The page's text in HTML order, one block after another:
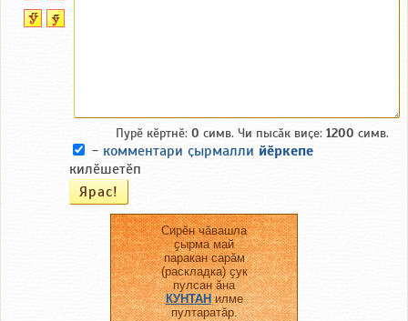
Пурӗ кӗртнӗ: 0 симв. Чи пысӑк виҫе: 1200 симв.
- комментари ҫырмалли йӗркепе
килӗшетӗп
Сирӗн чӑвашла
ҫырма май
паракан сарӑм
(раскладка) ҫук
пулсан ӑна
КУНТАНилме
пултаратӑр.